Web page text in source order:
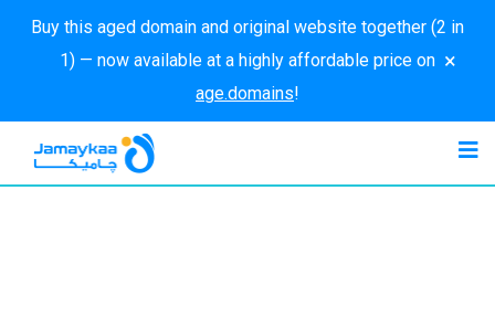
Buy this aged domain and original website together (2 in
1) — now available at a highly affordable price on
age.domains!
×